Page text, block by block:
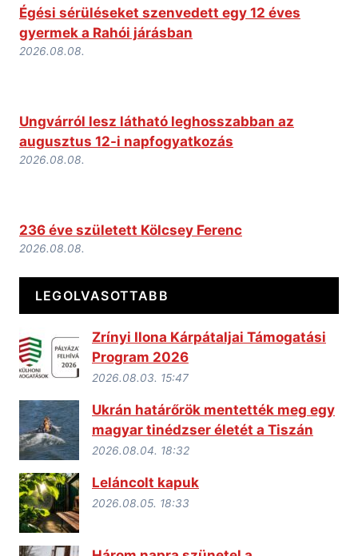
Égési sérüléseket szenvedett egy 12 éves
gyermek a Rahói járásban
2026.08.08.
Ungvárról lesz látható leghosszabban az
augusztus 12-i napfogyatkozás
2026.08.08.
236 éve született Kölcsey Ferenc
2026.08.08.
LEGOLVASOTTABB
Zrínyi Ilona Kárpátaljai Támogatási
Program 2026
2026.08.03. 15:47
Ukrán határőrök mentették meg egy
magyar tinédzser életét a Tiszán
2026.08.04. 18:32
Leláncolt kapuk
2026.08.05. 18:33